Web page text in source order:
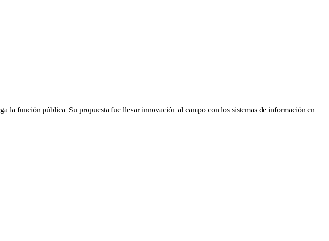
la función pública. Su propuesta fue llevar innovación al campo con los sistemas de información en